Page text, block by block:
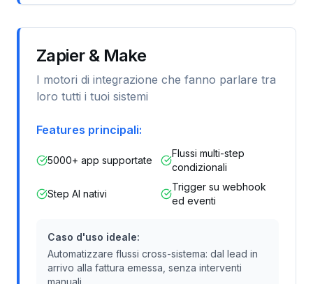
Zapier & Make
I motori di integrazione che fanno parlare tra
loro tutti i tuoi sistemi
Features principali:
5000+ app supportate
Flussi multi-step
condizionali
Step AI nativi
Trigger su webhook
ed eventi
Caso d'uso ideale:
Automatizzare flussi cross-sistema: dal lead in
arrivo alla fattura emessa, senza interventi
manuali